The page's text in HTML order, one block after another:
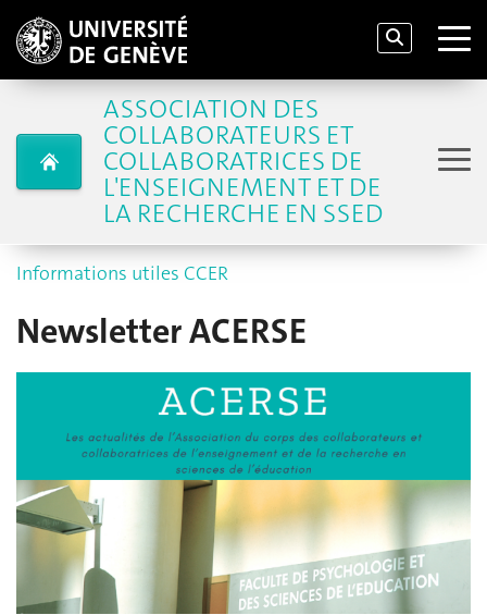
ASSOCIATION DES
COLLABORATEURS ET
COLLABORATRICES DE
L'ENSEIGNEMENT ET DE
LA RECHERCHE EN SSED
Informations utiles CCER
Newsletter ACERSE